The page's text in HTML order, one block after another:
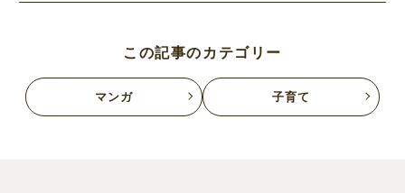
この記事のカテゴリー
マンガ 子育て